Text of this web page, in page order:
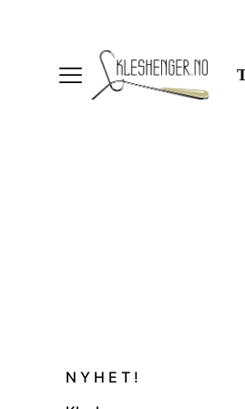
N Y H E T !